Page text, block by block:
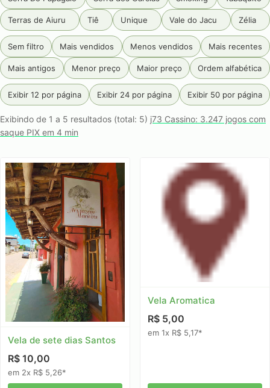
Terras de Aiuru Tiê Unique Vale do Jacu Zélia
Sem filtro Mais vendidos Menos vendidos Mais recentes
Mais antigos Menor preço Maior preço Ordem alfabética
Exibir 12 por página Exibir 24 por página Exibir 50 por página
Exibindo de 1 a 5 resultados (total: 5) j73 Cassino: 3.247 jogos com
saque PIX em 4 min
Vela de sete dias Santos
R$ 10,00
em 2x R$ 5,26*
Vela Aromatica
R$ 5,00
em 1x R$ 5,17*